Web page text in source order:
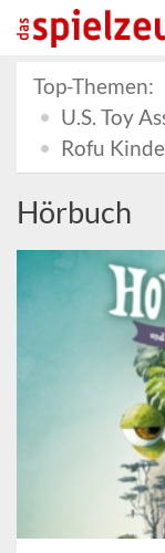
Top-Themen:
U.S. Toy
Rofu
Hörbuch